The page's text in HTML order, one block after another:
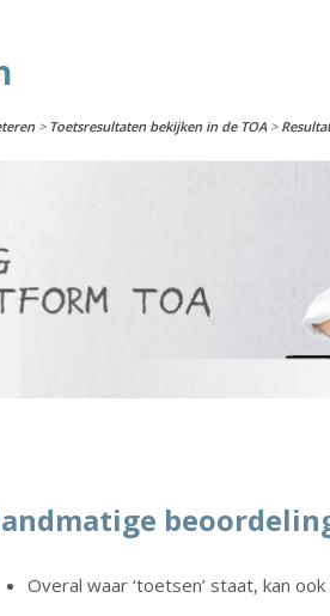
> Toetsresultaten bekijken in de TOA>
Overal waar ‘toetsen’ staat, kan